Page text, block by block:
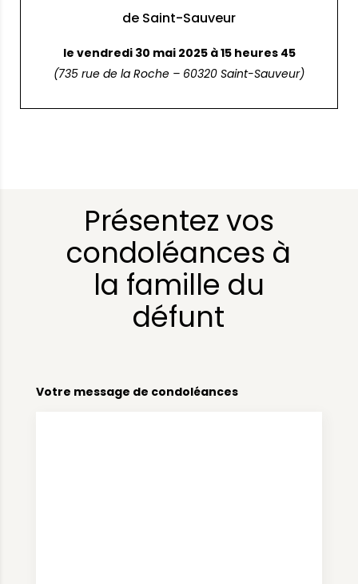
de Saint-Sauveur
le vendredi 30 mai 2025 à 15 heures 45
(735 rue de la Roche – 60320 Saint-Sauveur)
Présentez vos
condoléances à
la famille du
défunt
Votre message de condoléances